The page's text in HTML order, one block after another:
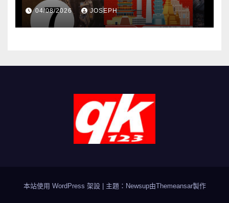
04/08/2026 JOSEPH
本站使用 WordPress 架設 主題：Newsup由Themeansar製作